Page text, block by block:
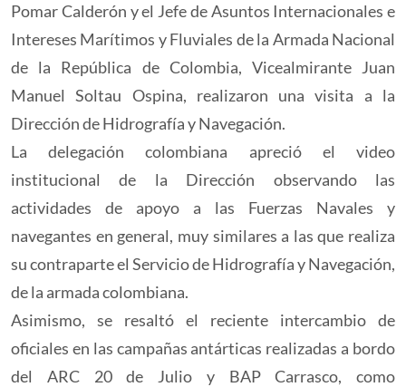
Pomar Calderón y el Jefe de Asuntos Internacionales e
Intereses Marítimos y Fluviales de la Armada Nacional
de la República de Colombia, Vicealmirante Juan
Manuel Soltau Ospina, realizaron una visita a la
Dirección de Hidrografía y Navegación.
La delegación colombiana apreció el video
institucional de la Dirección observando las
actividades de apoyo a las Fuerzas Navales y
navegantes en general, muy similares a las que realiza
su contraparte el Servicio de Hidrografía y Navegación,
de la armada colombiana.
Asimismo, se resaltó el reciente intercambio de
oficiales en las campañas antárticas realizadas a bordo
del ARC 20 de Julio y BAP Carrasco, como